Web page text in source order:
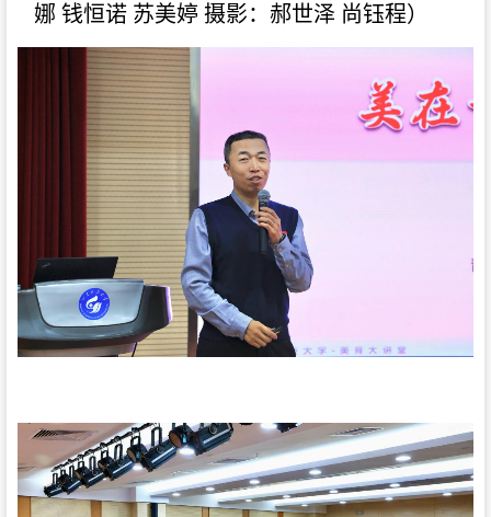
娜 钱恒诺 苏美婷 摄影：郝世泽 尚钰程）